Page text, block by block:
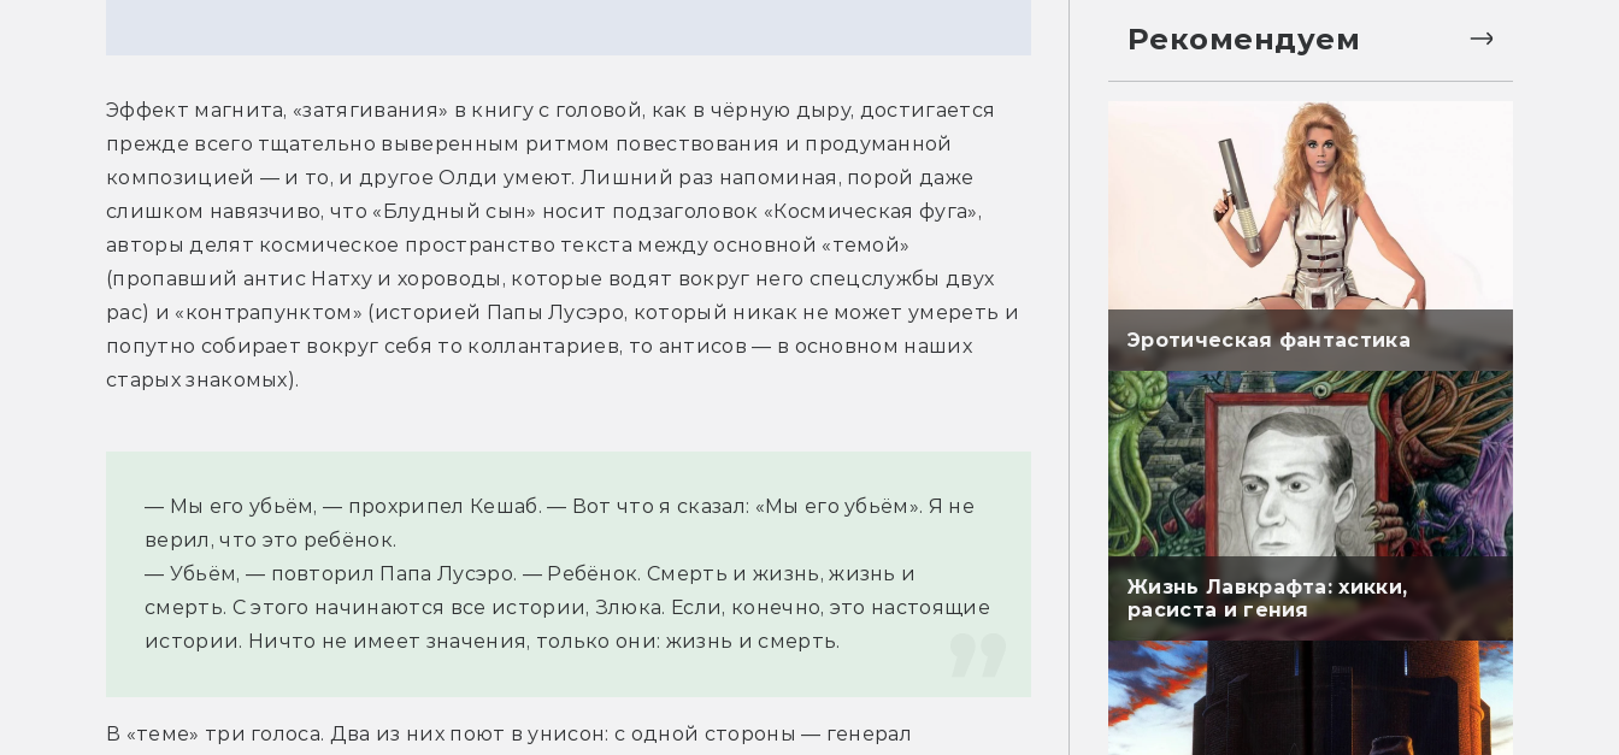
Эффект магнита, «затягивания» в книгу с головой, как в чёрную дыру, достигается
прежде всего тщательно выверенным ритмом повествования и продуманной
композицией — и то, и другое Олди умеют. Лишний раз напоминая, порой даже
слишком навязчиво, что «Блудный сын» носит подзаголовок «Космическая фуга»,
авторы делят космическое пространство текста между основной «темой»
(пропавший антис Натху и хороводы, которые водят вокруг него спецслужбы двух
рас) и «контрапунктом» (историей Папы Лусэро, который никак не может умереть и
попутно собирает вокруг себя то коллантариев, то антисов — в основном наших
старых знакомых).
— Мы его убьём, — прохрипел Кешаб. — Вот что я сказал: «Мы его убьём». Я не
верил, что это ребёнок.
— Убьём, — повторил Папа Лусэро. — Ребёнок. Смерть и жизнь, жизнь и
смерть. С этого начинаются все истории, Злюка. Если, конечно, это настоящие
истории. Ничто не имеет значения, только они: жизнь и смерть.
В «теме» три голоса. Два из них поют в унисон: с одной стороны — генерал
Рекомендуем
Эротическая фантастика
Жизнь Лавкрафта: хикки,
расиста и гения